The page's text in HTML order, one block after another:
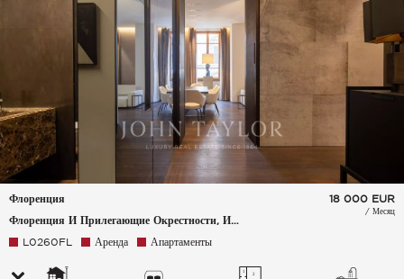
Флоренция
Флоренция И Прилегающие Окрестности, Италия
18 000 EUR
/ Месяц
L0260FL Аренда Апартаменты